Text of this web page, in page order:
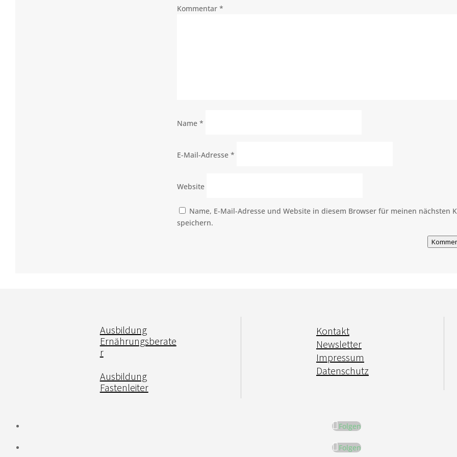
Kommentar *
Name *
E-Mail-Adresse *
Website
Name, E-Mail-Adresse und Website in diesem Browser für meinen nächsten
speichern.
Ausbildung
Ernährungsberate
r
Ausbildung
Fastenleiter
Kontakt
Newsletter
Impressum
Datenschutz
Folgen
Folgen